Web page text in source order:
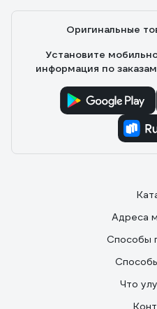
Оригинальные
Установите
информация по
Адреса
Способы
Что